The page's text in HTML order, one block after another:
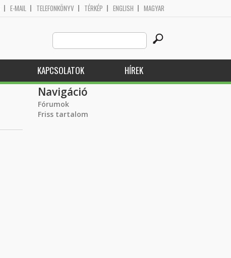
E-MAIL TELEFONKÖNYV TÉRKÉP ENGLISH MAGYAR
Search
this
site
KAPCSOLATOK HÍREK
Navigáció
Fórumok
Friss tartalom